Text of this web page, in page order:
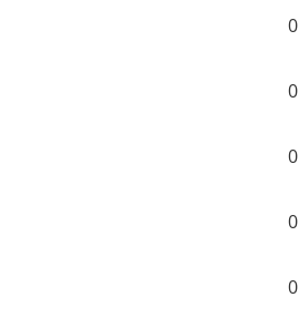
0
0
0
0
0